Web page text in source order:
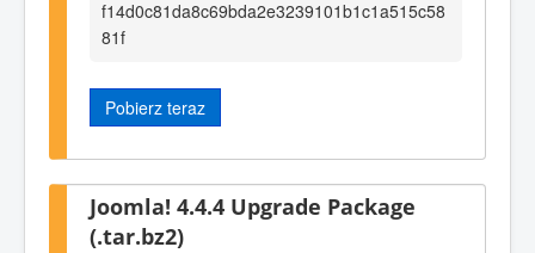
f14d0c81da8c69bda2e3239101b1c1a515c58
81f
Pobierz teraz
Joomla! 4.4.4 Upgrade Package
(.tar.bz2)